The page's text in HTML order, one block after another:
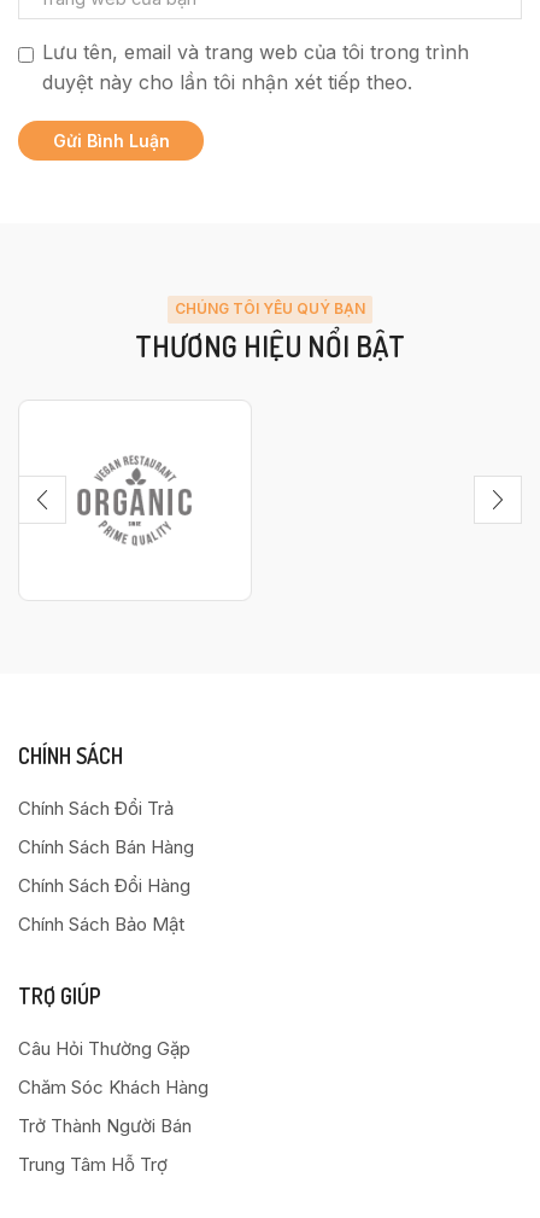
Lưu tên, email và trang web của tôi trong trình
duyệt này cho lần tôi nhận xét tiếp theo.
CHÚNG TÔI YÊU QUÝ BẠN
THƯƠNG HIỆU NỔI BẬT
CHÍNH SÁCH
Chính Sách Đổi Trả
Chính Sách Bán Hàng
Chính Sách Đổi Hàng
Chính Sách Bảo Mật
TRỢ GIÚP
Câu Hỏi Thường Gặp
Chăm Sóc Khách Hàng
Trở Thành Người Bán
Trung Tâm Hỗ Trợ